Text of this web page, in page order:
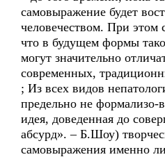
самовыражение будет
человечеством. При этом
что в будущем формы
могут значительно
современных,
; Из всех видов
предельно не формализо-
идея, доведенная до
абсурд». – Б.Шоу)
самовыражения именно